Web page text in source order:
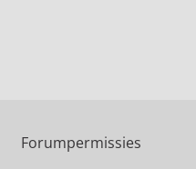
Forumpermissies